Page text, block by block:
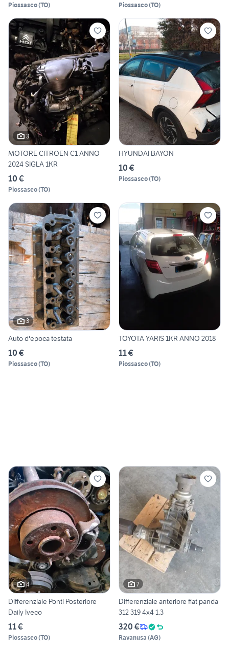
Piossasco(TO) Piossasco(TO)
3
MOTORE CITROEN C1 ANNO
2024 SIGLA 1KR
10 €
Piossasco(TO)
HYUNDAI BAYON
10 €
Piossasco(TO)
3
Auto d'epoca testata
10 €
Piossasco(TO)
TOYOTA YARIS 1KR ANNO 2018
11 €
Piossasco(TO)
4
Differenziale Ponti Posteriore
Daily Iveco
11 €
Piossasco(TO)
7
Differenziale anteriore fiat panda
312 319 4x4 1.3
320 €
Ravanusa (AG)